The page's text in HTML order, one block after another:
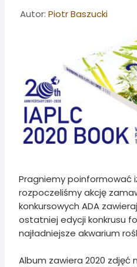
Informacje o artykule
Autor: Piotr Baszucki
Pragniemy poinformować
rozpoczeliśmy akcję
konkursowych ADA
ostatniej edycji konkrusu
najładniejsze akwarium
Album zawiera 2020 zdjęć